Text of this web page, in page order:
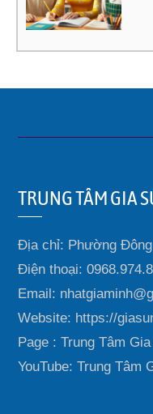
TRUNG TÂM GIA
Địa chỉ: Phường
Điện thoại:
Email:
Website: https://
Page : Trung Tâm
YouTube: Trung Tâm